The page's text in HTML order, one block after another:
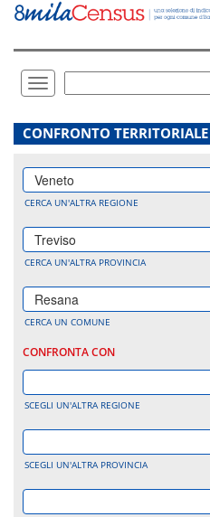
Vai
direttamente
Toggle
navigation
.
CONFRONTO TERRITORIALE
Veneto
CERCA UN'ALTRA REGIONE
Treviso
CERCA UN'ALTRA PROVINCIA
Resana
CERCA UN COMUNE
CONFRONTA CON
SCEGLI UN'ALTRA REGIONE
SCEGLI UN'ALTRA PROVINCIA